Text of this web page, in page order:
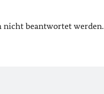
nicht beantwortet werden.